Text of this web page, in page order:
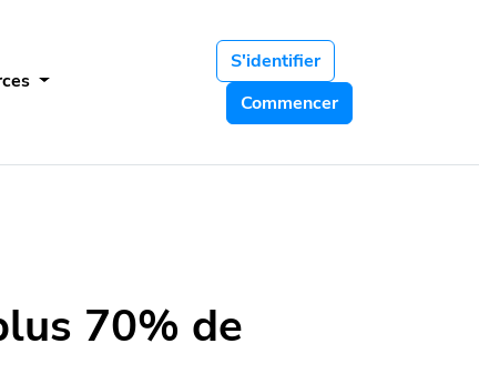
S'identifier
Commencer
70% de